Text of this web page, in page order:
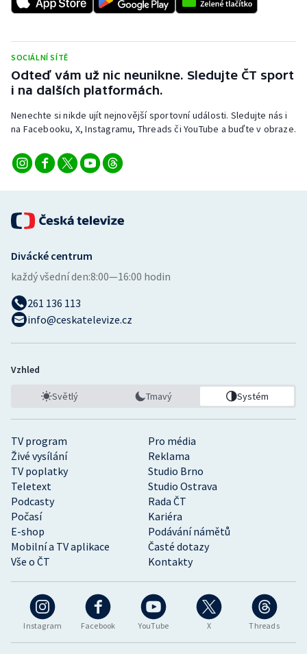
Sportovní střelba
Stolní tenis
Triatlon
Veslování
Ostatní
SOCIÁLNÍ SÍTĚ
Odteď vám už nic neunikne. Sledujte ČT sport
i na dalších platformách.
Nenechte si nikde ujít nejnovější sportovní události. Sledujte nás i
na Facebooku, X, Instagramu, Threads či YouTube a buďte v obraze.
Instagram Facebook YouTube X Threads
TV program
Pro média
Živé vysílání
Reklama
TV poplatky
Studio Brno
Teletext
Studio Ostrava
Podcasty
Rada ČT
Počasí
Kariéra
E-shop
Podávání námětů
Mobilní a TV aplikace
Časté dotazy
Vše o ČT
Kontakty
Divácké centrum
každý všední den:8:00—16:00 hodin
261 136 113
info@ceskatelevize.cz
Vzhled
Světlý Tmavý Systém